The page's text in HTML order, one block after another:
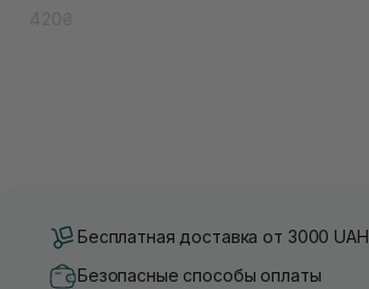
Бесплатная доставка от 3000 UAH
Безопасные способы оплаты